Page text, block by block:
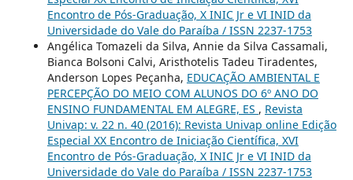
Encontro de Pós-Graduação, X INIC Jr e VI INID da
Universidade do Vale do Paraíba / ISSN 2237-1753
Angélica Tomazeli da Silva, Annie da Silva Cassamali,
Bianca Bolsoni Calvi, Aristhotelis Tadeu Tiradentes,
Anderson Lopes Peçanha, EDUCAÇÃO AMBIENTAL E
PERCEPÇÃO DO MEIO COM ALUNOS DO 6º ANO DO
ENSINO FUNDAMENTAL EM ALEGRE, ES , Revista
Univap: v. 22 n. 40 (2016): Revista Univap online Edição
Especial XX Encontro de Iniciação Científica, XVI
Encontro de Pós-Graduação, X INIC Jr e VI INID da
Universidade do Vale do Paraíba / ISSN 2237-1753